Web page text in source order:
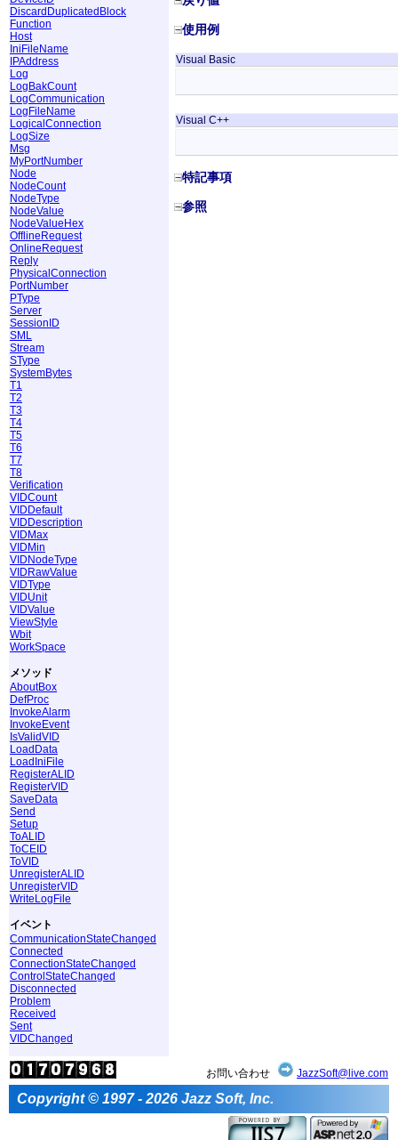
DiscardDuplicatedBlock
Function
Host
IniFileName
IPAddress
Log
LogBakCount
LogCommunication
LogFileName
LogicalConnection
LogSize
Msg
MyPortNumber
Node
NodeCount
NodeType
NodeValue
NodeValueHex
OfflineRequest
OnlineRequest
Reply
PhysicalConnection
PortNumber
PType
Server
SessionID
SML
Stream
SType
SystemBytes
T1
T2
T3
T4
T5
T6
T7
T8
Verification
VIDCount
VIDDefault
VIDDescription
VIDMax
VIDMin
VIDNodeType
VIDRawValue
VIDType
VIDUnit
VIDValue
ViewStyle
Wbit
WorkSpace
メソッド
AboutBox
DefProc
InvokeAlarm
InvokeEvent
IsValidVID
LoadData
LoadIniFile
RegisterALID
RegisterVID
SaveData
Send
Setup
ToALID
ToCEID
ToVID
UnregisterALID
UnregisterVID
WriteLogFile
イベント
CommunicationStateChanged
Connected
ConnectionStateChanged
ControlStateChanged
Disconnected
Problem
Received
Sent
VIDChanged
使用例
Visual Basic
Visual C++
特記事項
参照
お問い合わせ JazzSoft@live.com
Copyright © 1997 - 2026 Jazz Soft, Inc.